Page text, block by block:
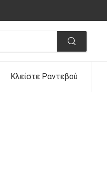
Κλείστε Ραντεβού